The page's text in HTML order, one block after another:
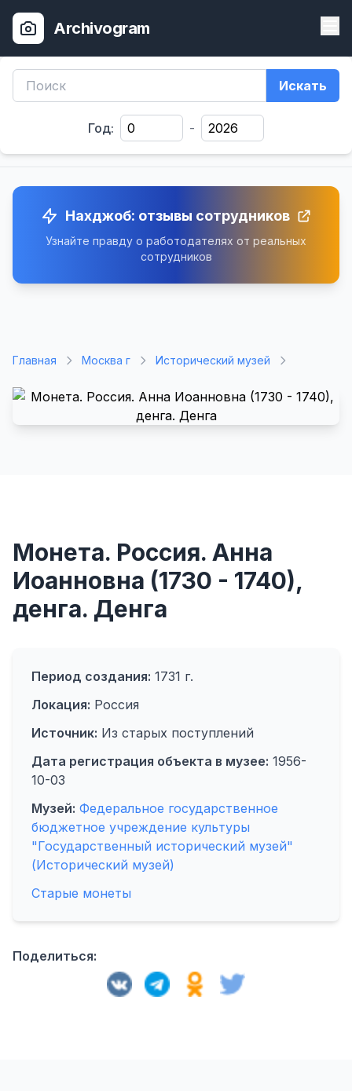
Archivogram
Искать
Год: -
Нахджоб: отзывы сотрудников
Узнайте правду о работодателях от реальных
сотрудников
Главная Москва г Исторический музей
Монета. Россия. Анна
Иоанновна (1730 - 1740),
денга. Денга
Период создания: 1731 г.
Локация: Россия
Источник: Из старых поступлений
Дата регистрация объекта в музее: 1956-
10-03
Музей: Федеральное государственное
бюджетное учреждение культуры
"Государственный исторический музей"
(Исторический музей)
Старые монеты
Поделиться: